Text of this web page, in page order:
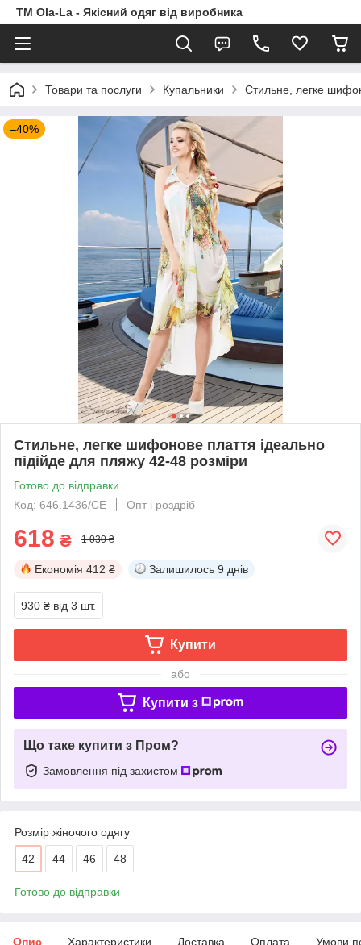
TM Ola-La - Якісний одяг від виробника
Товари та послуги Купальники Стильне, легке
–40%
Стильне, легке шифонове плаття ідеально
підійде для пляжу 42-48 розміри
Готово до відправки
Код: 646.1436/СЕ
Опт і роздріб
618 ₴ 1 030 ₴
Економія 412 ₴ Залишилось 9 днів
930 ₴ від 3 шт.
Купити
або
Купити з
Що таке купити з Пром?
Замовлення під захистом
Розмір жіночого одягу
42 44 46 48
Готово до відправки
Опис Характеристики Доставка Оплата Умови